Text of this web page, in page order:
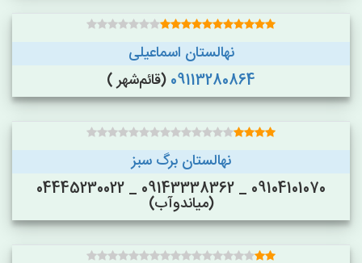
نهالستان اسماعیلی
09113280864 (قائم‌شهر )
نهالستان برگ سبز
09104101070 _ 09143338362 _ 04445230022
(میاندوآب)